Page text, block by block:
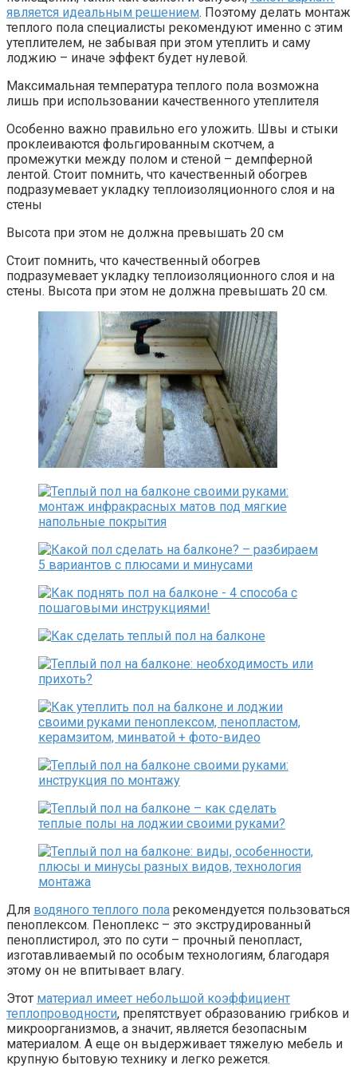
является идеальным решением. Поэтому делать монтаж
теплого пола специалисты рекомендуют именно с этим
утеплителем, не забывая при этом утеплить и саму
лоджию – иначе эффект будет нулевой.
Максимальная температура теплого пола возможна
лишь при использовании качественного утеплителя
Особенно важно правильно его уложить. Швы и стыки
проклеиваются фольгированным скотчем, а
промежутки между полом и стеной – демпферной
лентой. Стоит помнить, что качественный обогрев
подразумевает укладку теплоизоляционного слоя и на
стены
Высота при этом не должна превышать 20 см
Стоит помнить, что качественный обогрев
подразумевает укладку теплоизоляционного слоя и на
стены. Высота при этом не должна превышать 20 см.
Для водяного теплого пола рекомендуется пользоваться
пеноплексом. Пеноплекс – это экструдированный
пеноплистирол, это по сути – прочный пенопласт,
изготавливаемый по особым технологиям, благодаря
этому он не впитывает влагу.
Этот материал имеет небольшой коэффициент
теплопроводности, препятствует образованию грибков и
микроорганизмов, а значит, является безопасным
материалом. А еще он выдерживает тяжелую мебель и
крупную бытовую технику и легко режется.